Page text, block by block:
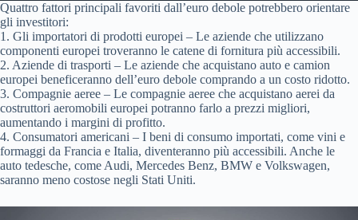
Quattro fattori principali favoriti dall’euro debole potrebbero orientare
gli investitori:
1. Gli importatori di prodotti europei – Le aziende che utilizzano
componenti europei troveranno le catene di fornitura più accessibili.
2. Aziende di trasporti – Le aziende che acquistano auto e camion
europei beneficeranno dell’euro debole comprando a un costo ridotto.
3. Compagnie aeree – Le compagnie aeree che acquistano aerei da
costruttori aeromobili europei potranno farlo a prezzi migliori,
aumentando i margini di profitto.
4. Consumatori americani – I beni di consumo importati, come vini e
formaggi da Francia e Italia, diventeranno più accessibili. Anche le
auto tedesche, come Audi, Mercedes Benz, BMW e Volkswagen,
saranno meno costose negli Stati Uniti.